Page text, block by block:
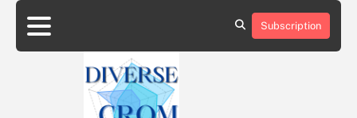
Skip
content
Contact
Politică
Subscription